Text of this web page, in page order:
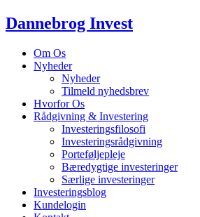
Dannebrog Invest
Om Os
Nyheder
Nyheder
Tilmeld nyhedsbrev
Hvorfor Os
Rådgivning & Investering
Investeringsfilosofi
Investeringsrådgivning
Porteføljepleje
Bæredygtige investeringer
Særlige investeringer
Investeringsblog
Kundelogin